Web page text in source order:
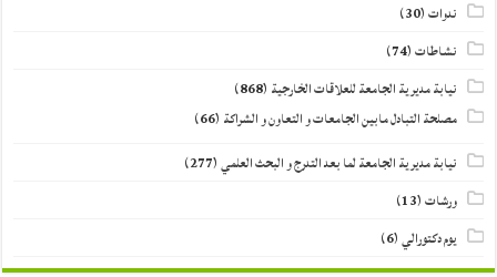
ندوات(30)
نشاطات(74)
نيابة مديرية الجامعة للعلاقات الخارجية (868)
مصلحة التبادل مابين الجامعات و التعاون و الشراكة (66)
نيابة مديرية الجامعة لما بعد التدرج و البحث العلمي(277)
ورشات(13)
يوم دكتورالي(6)